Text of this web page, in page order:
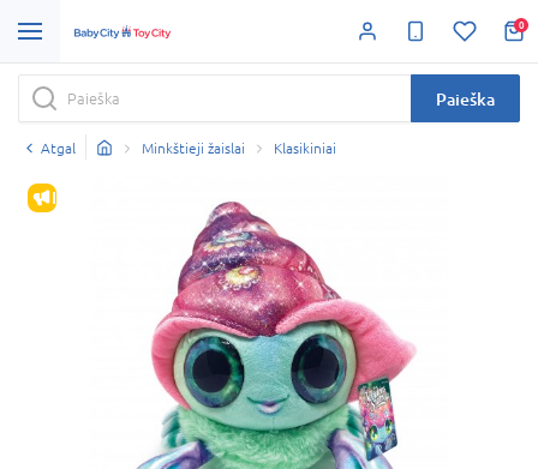
0
Paieška
Atgal Minkštieji žaislai Klasikiniai
IŠPARDAVIMAS